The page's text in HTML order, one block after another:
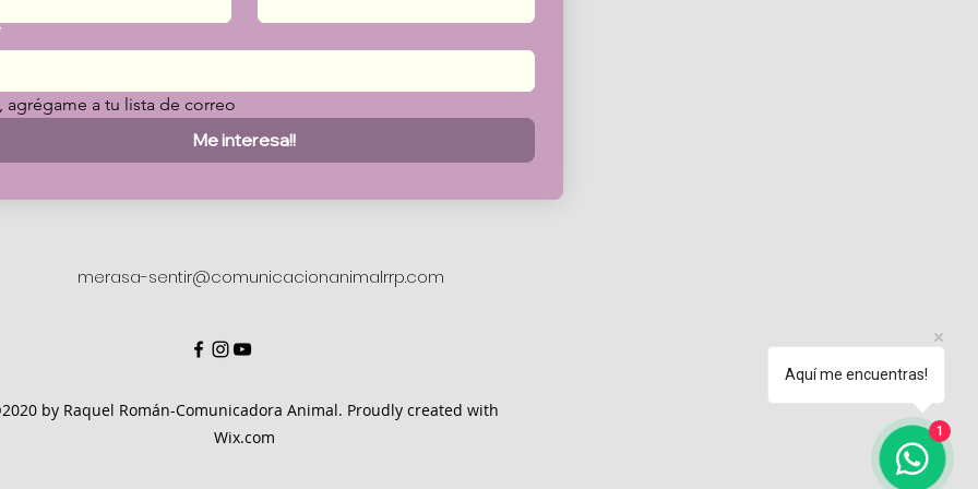
agrégame a tu lista de correo
Me interesa!!
merasa-sentir@comunicacionanimalrrp.com
by Raquel Román-Comunicadora Animal. Proudly created with
Wix.com
Aquí me encuentras!
1